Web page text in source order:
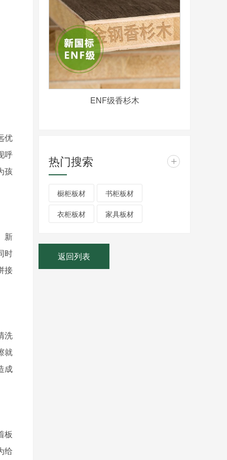
优
呼
孩
新
时
接
洗
就
成
板
给
ENF级香杉木
热门搜索 +
橱柜板材 书柜板材
衣柜板材 家具板材
返回列表